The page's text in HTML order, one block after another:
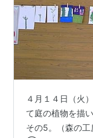
４月１４日（火
て庭の植物を描
その5。（森の